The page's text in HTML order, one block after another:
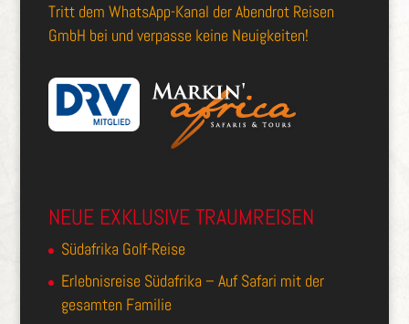
Tritt dem WhatsApp-Kanal der Abendrot Reisen
GmbH bei und verpasse keine Neuigkeiten!
NEUE EXKLUSIVE TRAUMREISEN
Südafrika Golf-Reise
Erlebnisreise Südafrika – Auf Safari mit der
gesamten Familie